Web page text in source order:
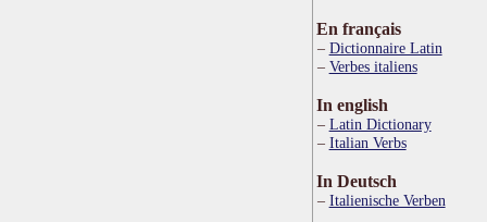
En français
Dictionnaire Latin
Verbes italiens
In english
Latin Dictionary
Italian Verbs
In Deutsch
Italienische Verben